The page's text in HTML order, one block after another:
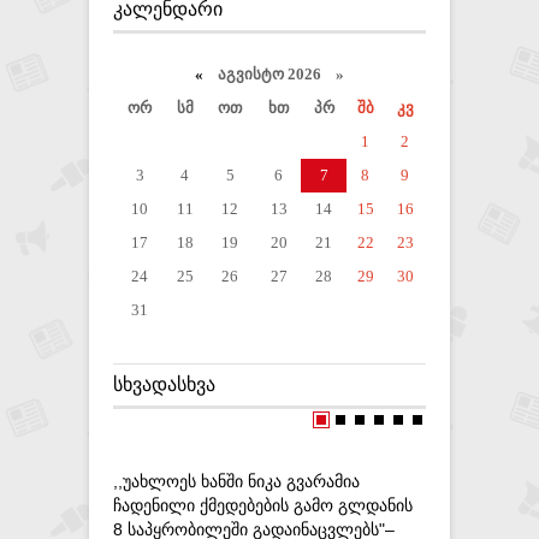
ᲙᲐᲚᲔᲜᲓᲐᲠᲘ
« აგვისტო 2026 »
ორ
სმ ოთ ხთ პრ შბ
კვ
1
2
3
4 5 6 7 8
9
10
11 12 13 14 15
16
17
18 19 20 21 22
23
24
25 26 27 28 29
30
31
ᲡᲮᲕᲐᲓᲐᲡᲮᲕᲐ
,,ᲣᲐᲮᲚᲝᲔᲡ ᲮᲐᲜᲨᲘ ᲜᲘᲙᲐ ᲒᲕᲐᲠᲐᲛᲘᲐ
ᲩᲐᲓᲔᲜᲘᲚᲘ ᲥᲛᲔᲓᲔᲑᲔᲑᲘᲡ ᲒᲐᲛᲝ ᲒᲚᲓᲐᲜᲘᲡ
8 ᲡᲐᲞᲧᲠᲝᲑᲘᲚᲔᲨᲘ ᲒᲐᲓᲐᲘᲜᲐᲪᲕᲚᲔᲑᲡ"–